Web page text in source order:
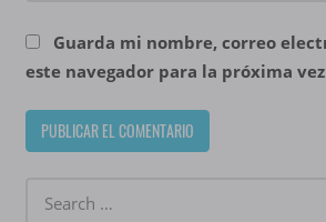
Guarda mi nombre, correo
este navegador para la próxima